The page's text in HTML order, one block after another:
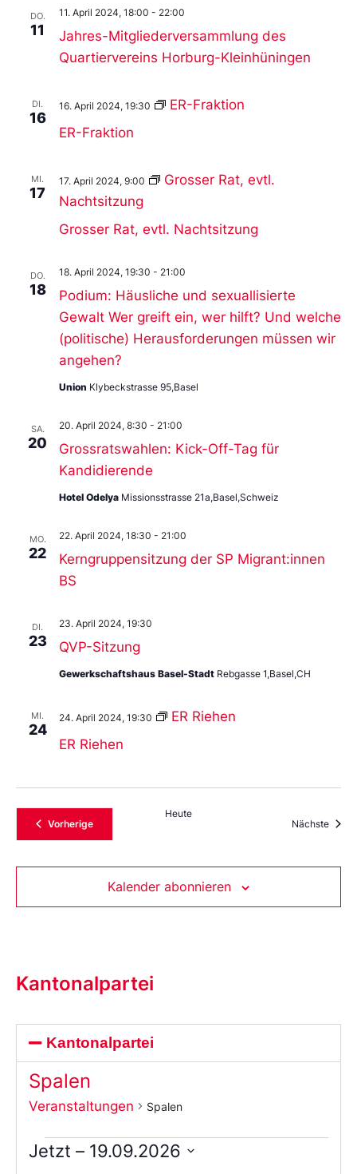
DO.
11
Jahres-Mitgliederversammlung des
Quartiervereins Horburg-Kleinhüningen
11. April 2024, 18:00 - 22:00
DI.
16
ER-Fraktion
16. April 2024, 19:30 ER-Fraktion
MI.
17
Grosser Rat, evtl. Nachtsitzung
17. April 2024, 9:00
Grosser Rat, evtl.
Nachtsitzung
DO.
18
Podium: Häusliche und sexuallisierte
Gewalt Wer greift ein, wer hilft? Und welche
(politische) Herausforderungen müssen wir
angehen?
18. April 2024, 19:30 - 21:00
Union Klybeckstrasse 95,Basel
SA.
20
Grossratswahlen: Kick-Off-Tag für
Kandidierende
20. April 2024, 8:30 - 21:00
Hotel Odelya Missionsstrasse 21a,Basel,Schweiz
MO.
22
Kerngruppensitzung der SP Migrant:innen
BS
22. April 2024, 18:30 - 21:00
DI.
23 QVP-Sitzung
23. April 2024, 19:30
Gewerkschaftshaus Basel-Stadt Rebgasse 1,Basel,CH
MI.
24
ER Riehen
24. April 2024, 19:30 ER Riehen
VorherigeVeranstaltungen
Heute
Nächste
Kalender abonnieren
Kantonalpartei
Kantonalpartei
Spalen
Veranstaltungen Spalen
Jetzt – 19.09.2026